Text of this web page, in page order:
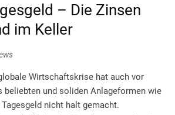
– Die Zinsen
im Keller
Wirtschaftskrise hat auch vor
beliebten und soliden Anlageformen wie
nicht halt gemacht.